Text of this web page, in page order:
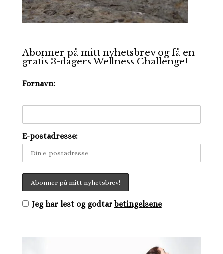
Abonner på mitt nyhetsbrev og få en
gratis 3-dagers Wellness Challenge!
Fornavn:
E-postadresse:
Jeg har lest og godtar betingelsene